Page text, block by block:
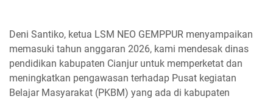
Deni Santiko, ketua LSM NEO GEMPPUR menyampaikan
memasuki tahun anggaran 2026, kami mendesak dinas
pendidikan kabupaten Cianjur untuk memperketat dan
meningkatkan pengawasan terhadap Pusat kegiatan
Belajar Masyarakat (PKBM) yang ada di kabupaten